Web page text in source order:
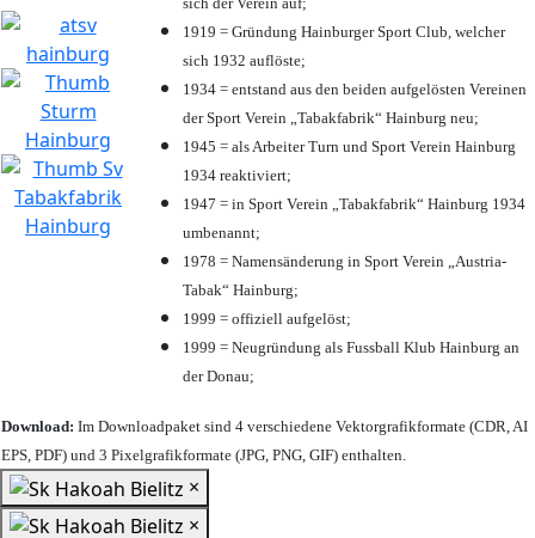
1919 = Gründung Hainburger Sport Club, welcher
sich 1932 auflöste;
1934 = entstand aus den beiden aufgelösten Vereinen
der Sport Verein „Tabakfabrik“ Hainburg neu;
1945 = als Arbeiter Turn und Sport Verein Hainburg
1934 reaktiviert;
1947 = in Sport Verein „Tabakfabrik“ Hainburg 1934
umbenannt;
1978 = Namensänderung in Sport Verein „Austria-
Tabak“ Hainburg;
1999 = offiziell aufgelöst;
1999 = Neugründung als Fussball Klub Hainburg an
der Donau;
Download: Im Downloadpaket sind 4 verschiedene Vektorgrafikformate (CDR, AI
EPS, PDF) und 3 Pixelgrafikformate (JPG, PNG, GIF) enthalten.
×
×